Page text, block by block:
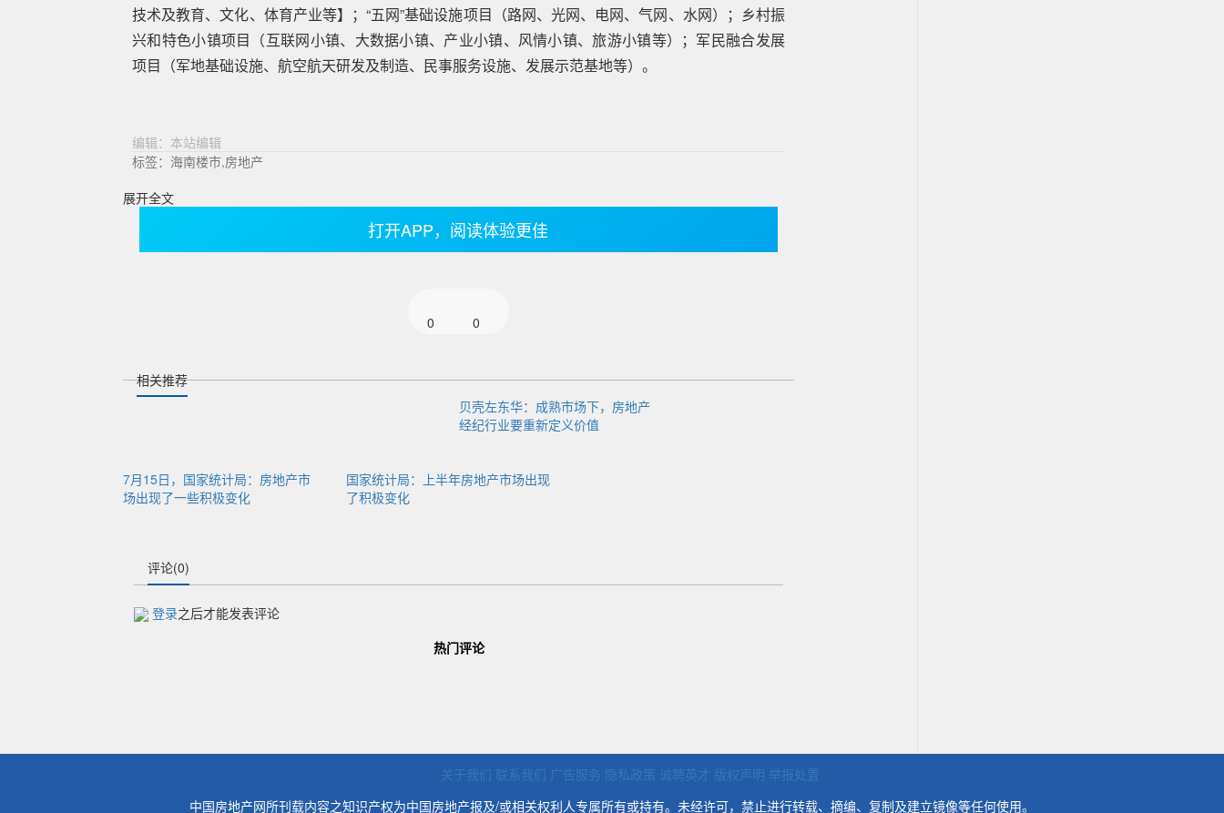
技术及教育、文化、体育产业等】；“五网”基础设施项目（路网、光网、电网、气网、水网）；乡村振
兴和特色小镇项目（互联网小镇、大数据小镇、产业小镇、风情小镇、旅游小镇等）；军民融合发展
项目（军地基础设施、航空航天研发及制造、民事服务设施、发展示范基地等）。
编辑：本站编辑
标签：海南楼市,房地产
展开全文
打开APP，阅读体验更佳
0 0
相关推荐
贝壳左东华：成熟市场下，房地产
经纪行业要重新定义价值
7月15日，国家统计局：房地产市
场出现了一些积极变化
国家统计局：上半年房地产市场出现
了积极变化
评论(0)
登录之后才能发表评论
热门评论
关于我们 联系我们 广告服务 隐私政策 诚聘英才 版权声明 举报处置
中国房地产网所刊载内容之知识产权为中国房地产报及/或相关权利人专属所有或持有。未经许可，禁止进行转载、摘编、复制及建立镜像等任何使用。